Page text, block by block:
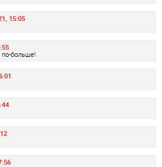
15:05
по-больше!